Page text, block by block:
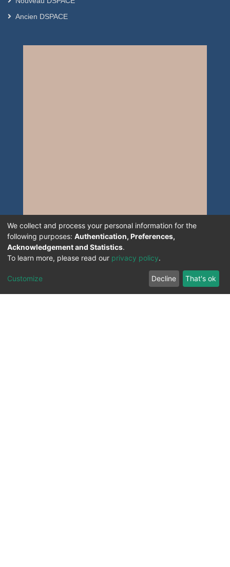
Ancien DSPACE
We collect and process your personal information for the
following purposes: Authentication, Preferences,
Acknowledgement and Statistics.
To learn more, please read our privacy policy.
Customize Decline That's ok